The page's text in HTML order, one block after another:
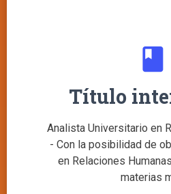
class
Título
Analista Universitario en
- Con la posibilidad de
en Relaciones
materias